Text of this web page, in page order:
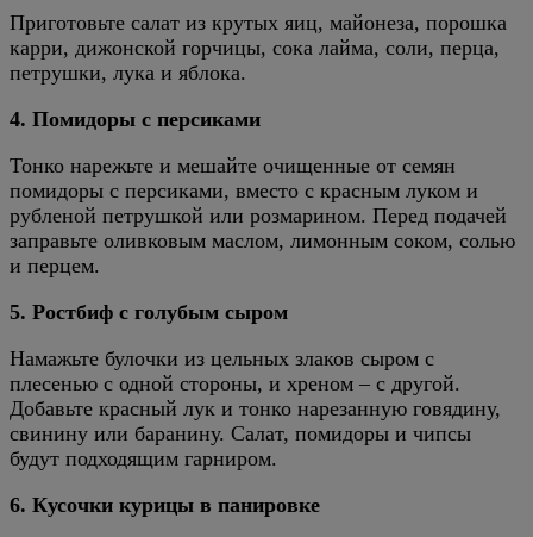
Приготовьте салат из крутых яиц, майонеза, порошка
карри, дижонской горчицы, сока лайма, соли, перца,
петрушки, лука и яблока.
4. Помидоры с персиками
Тонко нарежьте и мешайте очищенные от семян
помидоры с персиками, вместо с красным луком и
рубленой петрушкой или розмарином. Перед подачей
заправьте оливковым маслом, лимонным соком, солью
и перцем.
5. Ростбиф с голубым сыром
Намажьте булочки из цельных злаков сыром с
плесенью с одной стороны, и хреном – с другой.
Добавьте красный лук и тонко нарезанную говядину,
свинину или баранину. Салат, помидоры и чипсы
будут подходящим гарниром.
6. Кусочки курицы в панировке